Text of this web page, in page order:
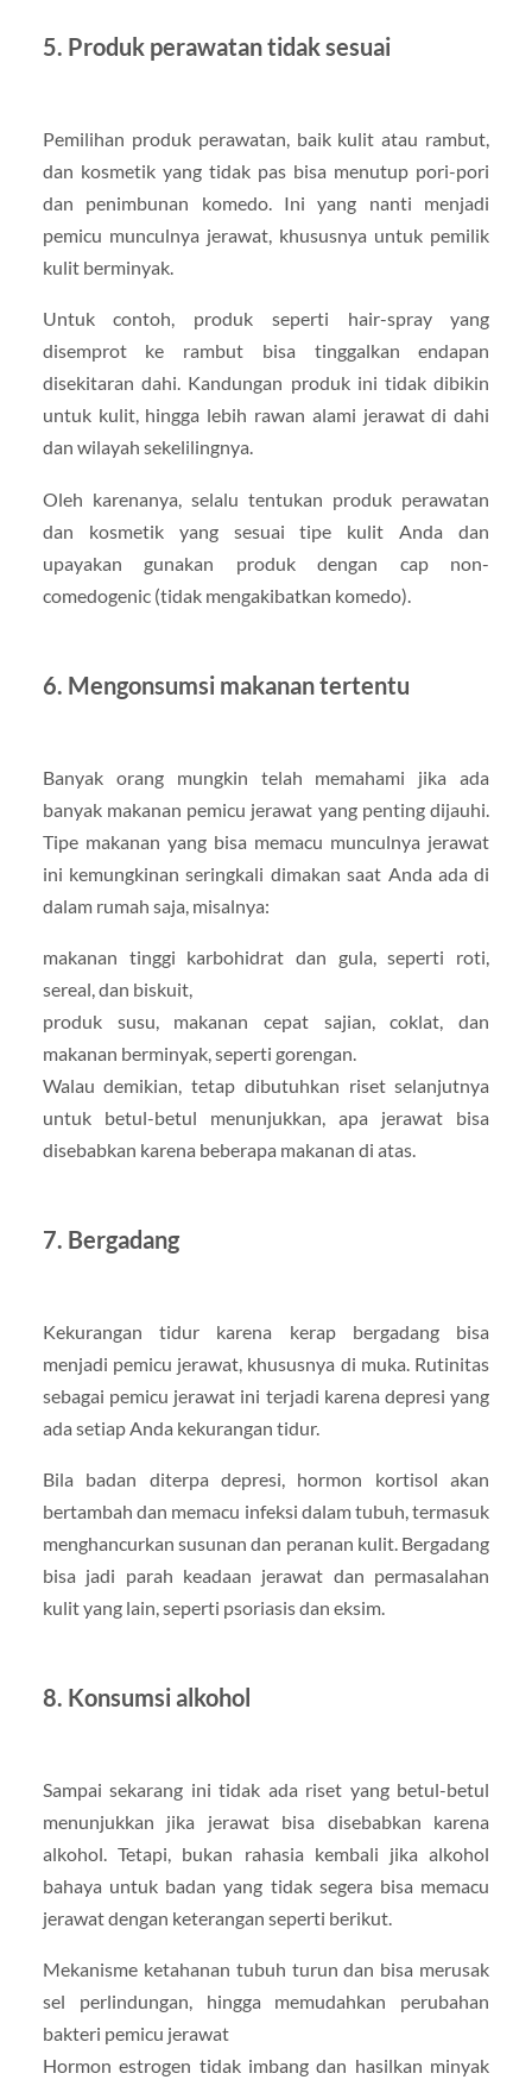
5. Produk perawatan tidak sesuai
Pemilihan produk perawatan, baik kulit atau rambut,
dan kosmetik yang tidak pas bisa menutup pori-pori
dan penimbunan komedo. Ini yang nanti menjadi
pemicu munculnya jerawat, khususnya untuk pemilik
kulit berminyak.
Untuk contoh, produk seperti hair-spray yang
disemprot ke rambut bisa tinggalkan endapan
disekitaran dahi. Kandungan produk ini tidak dibikin
untuk kulit, hingga lebih rawan alami jerawat di dahi
dan wilayah sekelilingnya.
Oleh karenanya, selalu tentukan produk perawatan
dan kosmetik yang sesuai tipe kulit Anda dan
upayakan gunakan produk dengan cap non-
comedogenic (tidak mengakibatkan komedo).
6. Mengonsumsi makanan tertentu
Banyak orang mungkin telah memahami jika ada
banyak makanan pemicu jerawat yang penting dijauhi.
Tipe makanan yang bisa memacu munculnya jerawat
ini kemungkinan seringkali dimakan saat Anda ada di
dalam rumah saja, misalnya:
makanan tinggi karbohidrat dan gula, seperti roti,
sereal, dan biskuit,
produk susu, makanan cepat sajian, coklat, dan
makanan berminyak, seperti gorengan.
Walau demikian, tetap dibutuhkan riset selanjutnya
untuk betul-betul menunjukkan, apa jerawat bisa
disebabkan karena beberapa makanan di atas.
7. Bergadang
Kekurangan tidur karena kerap bergadang bisa
menjadi pemicu jerawat, khususnya di muka. Rutinitas
sebagai pemicu jerawat ini terjadi karena depresi yang
ada setiap Anda kekurangan tidur.
Bila badan diterpa depresi, hormon kortisol akan
bertambah dan memacu infeksi dalam tubuh, termasuk
menghancurkan susunan dan peranan kulit. Bergadang
bisa jadi parah keadaan jerawat dan permasalahan
kulit yang lain, seperti psoriasis dan eksim.
8. Konsumsi alkohol
Sampai sekarang ini tidak ada riset yang betul-betul
menunjukkan jika jerawat bisa disebabkan karena
alkohol. Tetapi, bukan rahasia kembali jika alkohol
bahaya untuk badan yang tidak segera bisa memacu
jerawat dengan keterangan seperti berikut.
Mekanisme ketahanan tubuh turun dan bisa merusak
sel perlindungan, hingga memudahkan perubahan
bakteri pemicu jerawat
Hormon estrogen tidak imbang dan hasilkan minyak